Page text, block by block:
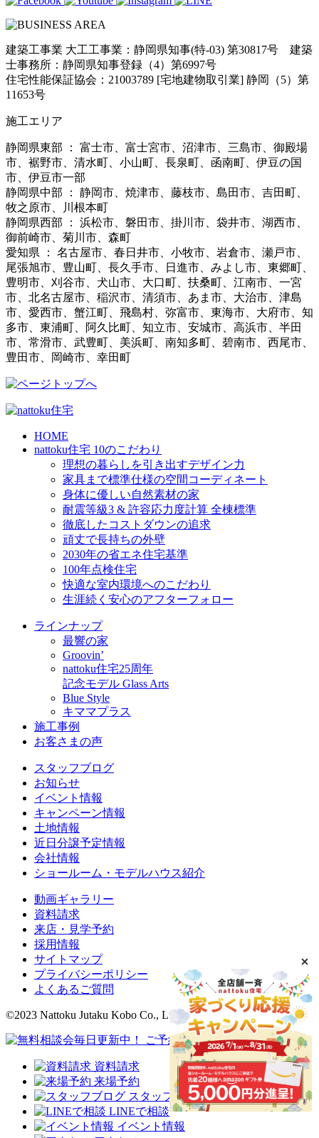
建築工事業 大工工事業：静岡県知事(特-03) 第30817号 建築
士事務所：静岡県知事登録（4）第6997号
住宅性能保証協会：21003789 [宅地建物取引業] 静岡（5）第
11653号
施工エリア
静岡県東部 ： 富士市、富士宮市、沼津市、三島市、御殿場
市、裾野市、清水町、小山町、長泉町、函南町、伊豆の国
市、伊豆市一部
静岡県中部 ： 静岡市、焼津市、藤枝市、島田市、吉田町、
牧之原市、川根本町
静岡県西部 ： 浜松市、磐田市、掛川市、袋井市、湖西市、
御前崎市、菊川市、森町
愛知県 ： 名古屋市、春日井市、小牧市、岩倉市、瀬戸市、
尾張旭市、豊山町、長久手市、日進市、みよし市、東郷町、
豊明市、刈谷市、犬山市、大口町、扶桑町、江南市、一宮
市、北名古屋市、稲沢市、清須市、あま市、大治市、津島
市、愛西市、蟹江町、飛島村、弥富市、東海市、大府市、知
多市、東浦町、阿久比町、知立市、安城市、高浜市、半田
市、常滑市、武豊町、美浜町、南知多町、碧南市、西尾市、
豊田市、岡崎市、幸田町
HOME
nattoku住宅 10のこだわり
理想の暮らしを引き出すデザイン力
家具まで標準仕様の空間コーディネート
身体に優しい自然素材の家
耐震等級3 & 許容応力度計算 全棟標準
徹底したコストダウンの追求
頑丈で長持ちの外壁
2030年の省エネ住宅基準
100年点検住宅
快適な室内環境へのこだわり
生涯続く安心のアフターフォロー
ラインナップ
最響の家
Groovin’
nattoku住宅25周年
記念モデル Glass Arts
Blue Style
キママプラス
施工事例
お客さまの声
スタッフブログ
お知らせ
イベント情報
キャンペーン情報
土地情報
近日分譲予定情報
会社情報
ショールーム・モデルハウス紹介
動画ギャラリー
資料請求
来店・見学予約
採用情報
サイトマップ
プライバシーポリシー
よくあるご質問
©2023 Nattoku Jutaku Kobo Co., Ltd.
資料請求
来場予約
スタッフブログ
LINEで相談
イベント情報